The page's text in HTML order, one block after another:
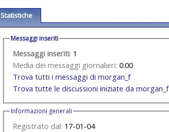
Statistiche
Messaggi inseriti
Messaggi inseriti: 1
Media dei messaggi giornalieri: 0.00
Trova tutti i messaggi di morgan_f
Trova tutte le discussioni iniziate da morgan_f
Informazioni generali
Registrato dal: 17-01-04